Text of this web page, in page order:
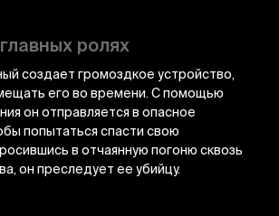
ролях
создает громоздкое устройство,
его во времени. С помощью
он отправляется в опасное
попытаться спасти свою
в отчаянную погоню сквозь
он преследует ее убийцу.